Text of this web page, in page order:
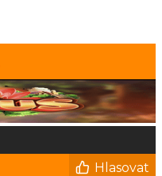
Hlasovat